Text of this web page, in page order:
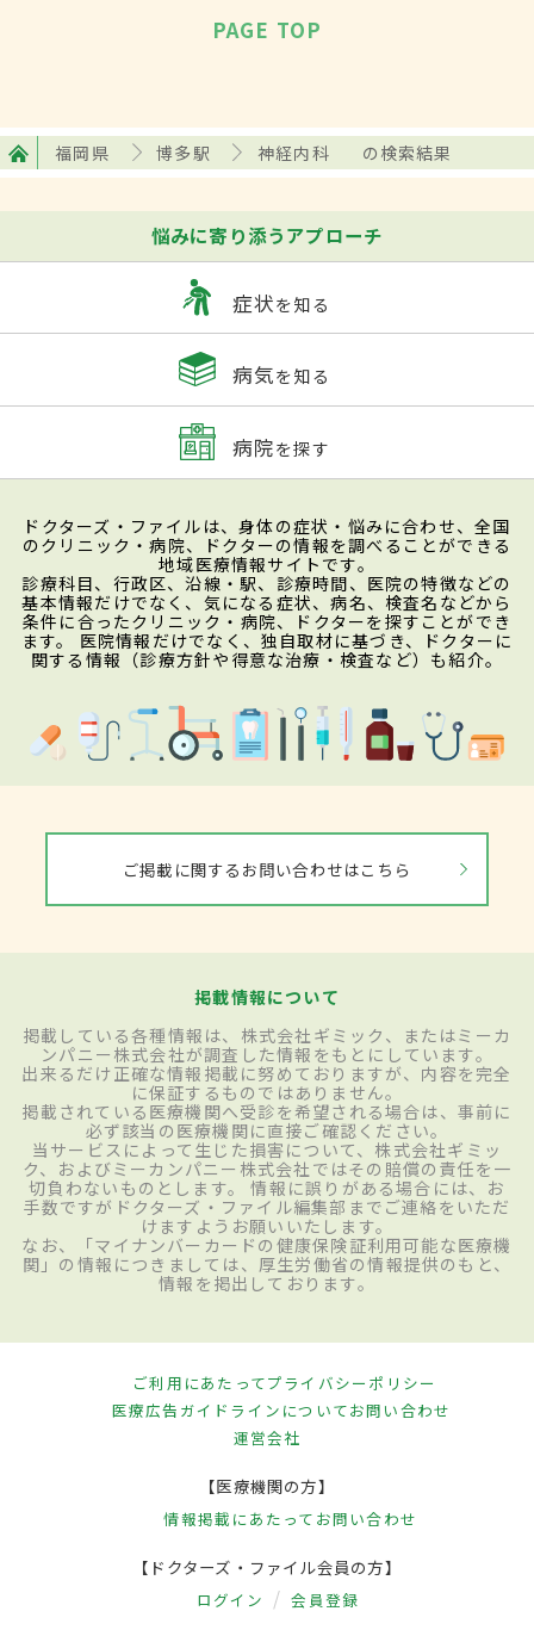
PAGE TOP
福岡県 博多駅 神経内科 の検索結果
悩みに寄り添うアプローチ
症状を知る
病気を知る
病院を探す
ドクターズ・ファイルは、身体の症状・悩みに合わせ、全国
のクリニック・病院、ドクターの情報を調べることができる
地域医療情報サイトです。
診療科目、行政区、沿線・駅、診療時間、医院の特徴などの
基本情報だけでなく、気になる症状、病名、検査名などから
条件に合ったクリニック・病院、ドクターを探すことができ
ます。 医院情報だけでなく、独自取材に基づき、ドクターに
関する情報（診療方針や得意な治療・検査など）も紹介。
ご掲載に関するお問い合わせはこちら
掲載情報について
掲載している各種情報は、株式会社ギミック、またはミーカ
ンパニー株式会社が調査した情報をもとにしています。
出来るだけ正確な情報掲載に努めておりますが、内容を完全
に保証するものではありません。
掲載されている医療機関へ受診を希望される場合は、事前に
必ず該当の医療機関に直接ご確認ください。
当サービスによって生じた損害について、株式会社ギミッ
ク、およびミーカンパニー株式会社ではその賠償の責任を一
切負わないものとします。 情報に誤りがある場合には、お
手数ですがドクターズ・ファイル編集部までご連絡をいただ
けますようお願いいたします。
なお、「マイナンバーカードの健康保険証利用可能な医療機
関」の情報につきましては、厚生労働省の情報提供のもと、
情報を掲出しております。
ご利用にあたってプライバシーポリシー
医療広告ガイドラインについてお問い合わせ
運営会社
【医療機関の方】
情報掲載にあたって お問い合わせ
【ドクターズ・ファイル会員の方】
ログイン 会員登録